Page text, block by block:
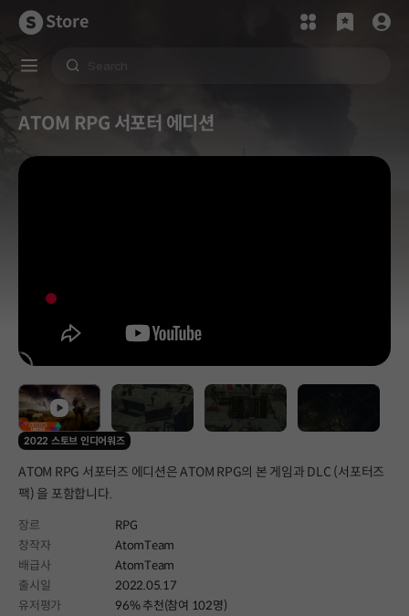
Store
ATOM RPG 서포터 에디션
2022 스토브 인디어워즈
ATOM RPG 서포터즈 에디션은 ATOM RPG의 본 게임과 DLC (서포터즈
팩) 을 포함합니다.
장르
RPG
창작자
AtomTeam
배급사
AtomTeam
출시일
2022.05.17
유저평가
96% 추천(참여 102명)